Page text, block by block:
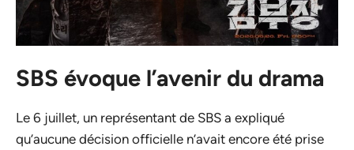
SBS évoque l’avenir du drama
Le 6 juillet, un représentant de SBS a expliqué
qu’aucune décision officielle n’avait encore été prise